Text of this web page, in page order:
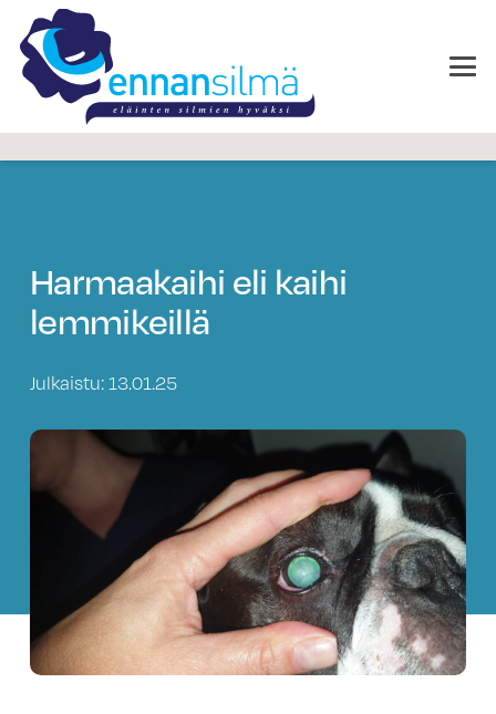
Harmaakaihi eli kaihi
lemmikeillä
Julkaistu: 13.01.25